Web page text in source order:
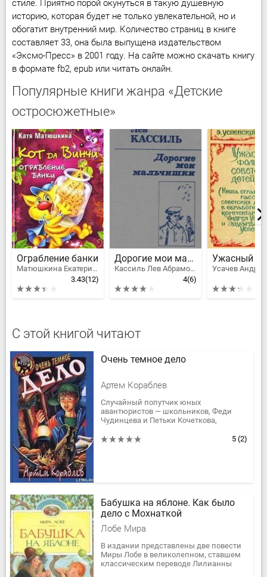
стиле. Приятно порой окунуться в такую душевную
историю, которая будет не только увлекательной, но и
обогатит внутренний мир. Количество страниц в книге
составляет 33, она была выпущена издательством
«Эксмо-Пресс» в 2001 году. На сайте можно скачать книгу
в формате fb2, epub или читать онлайн.
Популярные книги жанра «Детские
остросюжетные»
Ограбление банки
Матюшкина Екатерина Александровна
3.43(12)
Дорогие мои мальчишки
Кассиль Лев Абрамович
4(6)
С этой книгой читают
Очень темное дело
Артем Кораблев
Случайный попутчик юных
авантюристов — школьников, Феди
Чудинцева и Петьки Кочеткова,
родителей, предлагает им отыскать5 (2)
Бабушка на яблоне. Как было
дело с Мохнаткой
Лобе Мира
В издании представлены две повести
Миры Лобе в великолепном, ставшем
классическим переводе Лилианны